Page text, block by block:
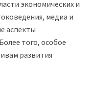
экономических и
медиа и
аспекты
того, особое
развития